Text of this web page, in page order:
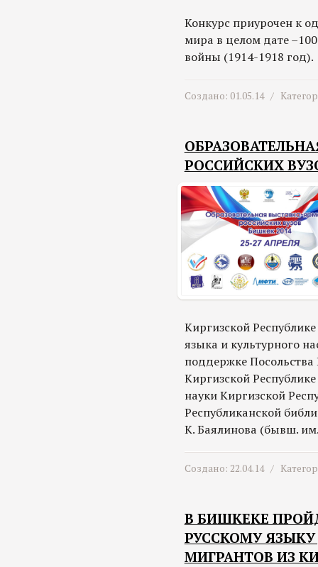
Конкурс приурочен к
мира в целом дате
войны (1914-1918 год).
Создано: 01.05.14 /
РОССИЙСКИХ
Киргизской
языка и культурного
поддержке
Киргизской
науки Киргизской
Республиканской
К. Баялинова (бывш.
Создано: 22.04.14 /
В БИШКЕКЕ
РУССКОМУ
МИГРАНТОВ ИЗ